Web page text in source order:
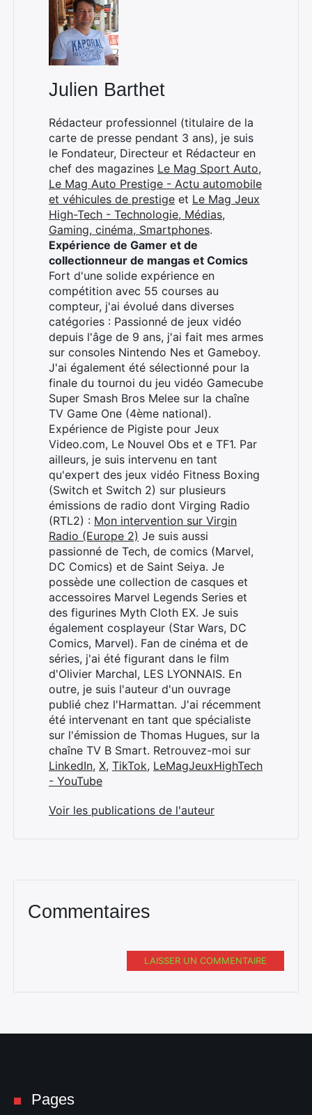
Julien Barthet
Rédacteur professionnel (titulaire de la
carte de presse pendant 3 ans), je suis
le Fondateur, Directeur et Rédacteur en
chef des magazines Le Mag Sport Auto,
Le Mag Auto Prestige - Actu automobile
et véhicules de prestige et Le Mag Jeux
High-Tech - Technologie, Médias,
Gaming, cinéma, Smartphones.
Expérience de Gamer et de
collectionneur de mangas et Comics
Fort d'une solide expérience en
compétition avec 55 courses au
compteur, j'ai évolué dans diverses
catégories : Passionné de jeux vidéo
depuis l'âge de 9 ans, j'ai fait mes armes
sur consoles Nintendo Nes et Gameboy.
J'ai également été sélectionné pour la
finale du tournoi du jeu vidéo Gamecube
Super Smash Bros Melee sur la chaîne
TV Game One (4ème national).
Expérience de Pigiste pour Jeux
Video.com, Le Nouvel Obs et e TF1. Par
ailleurs, je suis intervenu en tant
qu'expert des jeux vidéo Fitness Boxing
(Switch et Switch 2) sur plusieurs
émissions de radio dont Virging Radio
(RTL2) : Mon intervention sur Virgin
Radio (Europe 2) Je suis aussi
passionné de Tech, de comics (Marvel,
DC Comics) et de Saint Seiya. Je
possède une collection de casques et
accessoires Marvel Legends Series et
des figurines Myth Cloth EX. Je suis
également cosplayeur (Star Wars, DC
Comics, Marvel). Fan de cinéma et de
séries, j'ai été figurant dans le film
d'Olivier Marchal, LES LYONNAIS. En
outre, je suis l'auteur d'un ouvrage
publié chez l'Harmattan. J'ai récemment
été intervenant en tant que spécialiste
sur l'émission de Thomas Hugues, sur la
chaîne TV B Smart. Retrouvez-moi sur
LinkedIn, X, TikTok, LeMagJeuxHighTech
- YouTube
Voir les publications de l'auteur
Commentaires
LAISSER UN COMMENTAIRE
Pages
Rechercher
: